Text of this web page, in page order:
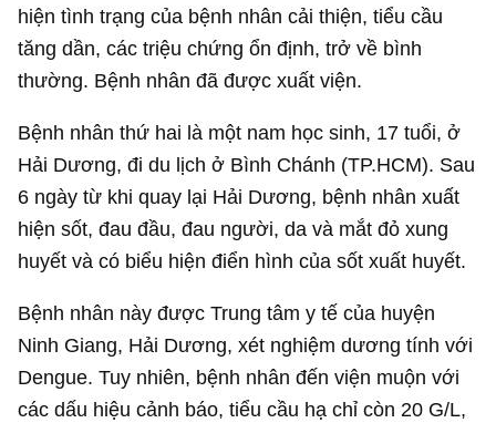
hiện tình trạng của bệnh nhân cải thiện, tiểu cầu
tăng dần, các triệu chứng ổn định, trở về bình
thường. Bệnh nhân đã được xuất viện.
Bệnh nhân thứ hai là một nam học sinh, 17 tuổi, ở
Hải Dương, đi du lịch ở Bình Chánh (TP.HCM). Sau
6 ngày từ khi quay lại Hải Dương, bệnh nhân xuất
hiện sốt, đau đầu, đau người, da và mắt đỏ xung
huyết và có biểu hiện điển hình của sốt xuất huyết.
Bệnh nhân này được Trung tâm y tế của huyện
Ninh Giang, Hải Dương, xét nghiệm dương tính với
Dengue. Tuy nhiên, bệnh nhân đến viện muộn với
các dấu hiệu cảnh báo, tiểu cầu hạ chỉ còn 20 G/L,